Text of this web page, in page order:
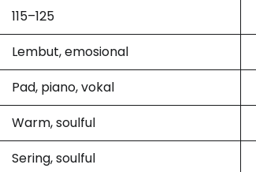
115–125
Lembut, emosional
Pad, piano, vokal
Warm, soulful
Sering, soulful